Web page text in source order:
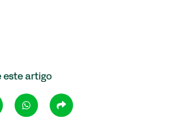
este artigo